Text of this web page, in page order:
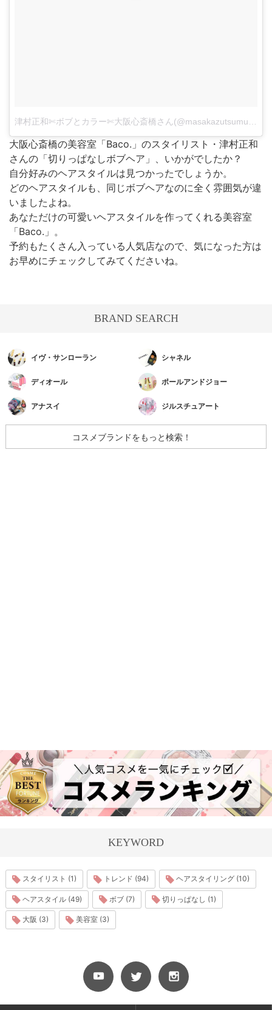
大阪心斎橋の美容室「Baco.」のスタイリスト・津村正和
さんの「切りっぱなしボブヘア」、いかがでしたか？
自分好みのヘアスタイルは見つかったでしょうか。
どのヘアスタイルも、同じボブヘアなのに全く雰囲気が違
いましたよね。
あなただけの可愛いヘアスタイルを作ってくれる美容室
「Baco.」。
予約もたくさん入っている人気店なので、気になった方は
お早めにチェックしてみてくださいね。
BRAND SEARCH
イヴ・サンローラン シャネル
ディオール ポールアンドジョー
アナスイ ジルスチュアート
コスメブランドをもっと検索！
KEYWORD
スタイリスト (1) トレンド (94) ヘアスタイリング (10)
ヘアスタイル (49) ボブ (7) 切りっぱなし (1)
大阪 (3) 美容室 (3)